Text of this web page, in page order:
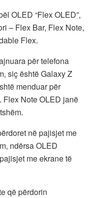
OLED “Flex OLED”,
– Flex Bar, Flex Note,
Flex.
për telefona
siç është Galaxy Z
menduar për
Flex Note OLED janë
në pajisjet me
ndërsa OLED
me ekrane të
që përdorin